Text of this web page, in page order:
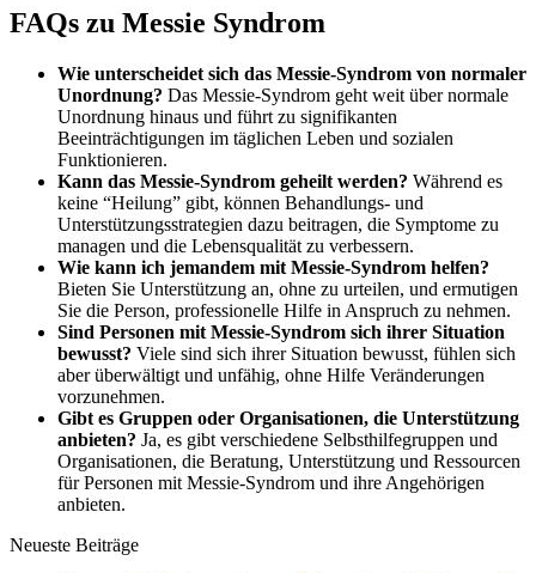
FAQs zu Messie Syndrom
Wie unterscheidet sich das Messie-Syndrom von normaler
Unordnung? Das Messie-Syndrom geht weit über normale
Unordnung hinaus und führt zu signifikanten
Beeinträchtigungen im täglichen Leben und sozialen
Funktionieren.
Kann das Messie-Syndrom geheilt werden? Während es
keine “Heilung” gibt, können Behandlungs- und
Unterstützungsstrategien dazu beitragen, die Symptome zu
managen und die Lebensqualität zu verbessern.
Wie kann ich jemandem mit Messie-Syndrom helfen?
Bieten Sie Unterstützung an, ohne zu urteilen, und ermutigen
Sie die Person, professionelle Hilfe in Anspruch zu nehmen.
Sind Personen mit Messie-Syndrom sich ihrer Situation
bewusst? Viele sind sich ihrer Situation bewusst, fühlen sich
aber überwältigt und unfähig, ohne Hilfe Veränderungen
vorzunehmen.
Gibt es Gruppen oder Organisationen, die Unterstützung
anbieten? Ja, es gibt verschiedene Selbsthilfegruppen und
Organisationen, die Beratung, Unterstützung und Ressourcen
für Personen mit Messie-Syndrom und ihre Angehörigen
anbieten.
Neueste Beiträge